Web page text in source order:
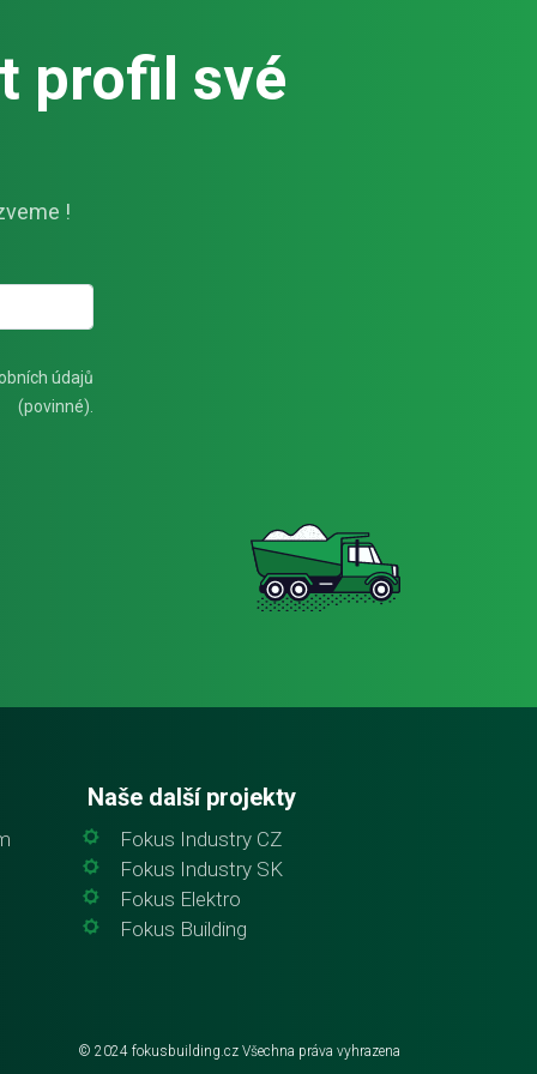
profil své
!
údajů
(povinné).
Naše další projekty
Fokus Industry CZ
Fokus Industry SK
Fokus Elektro
Fokus Building
© 2024 fokusbuilding.cz Všechna práva vyhrazena